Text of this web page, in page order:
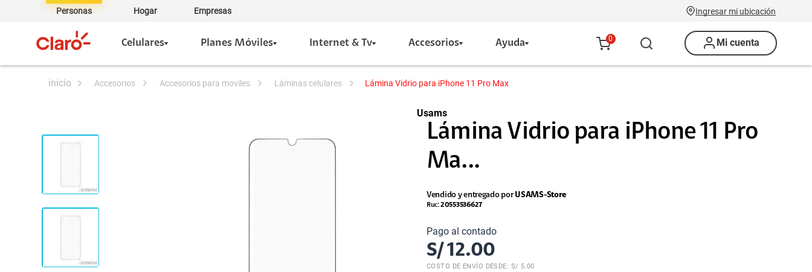
Personas Hogar Empresas Ingresar mi ubicación
Celulares Planes Móviles Internet & Tv Accesorios Ayuda 0 Mi cuenta
accesorios accesorios para moviles láminas celulares Lámina Vidrio para iPhone 11 Pro Max
Usams
Lámina Vidrio para iPhone 11 Pro
Ma...
Vendido y entregado por USAMS-Store
Ruc:20553536627
Pago al contado
S/12.00
COSTO DE ENVÍO DESDE: S/ 5.00